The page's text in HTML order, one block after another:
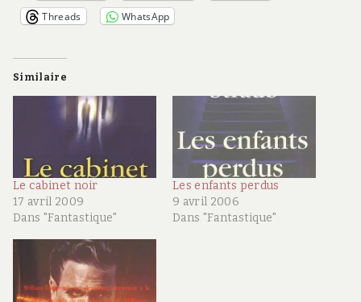
Threads
WhatsApp
Similaire
Le cabinet noir
17 avril 2009
Dans "Fantastique"
Les enfants perdus
9 avril 2006
Dans "Fantastique"